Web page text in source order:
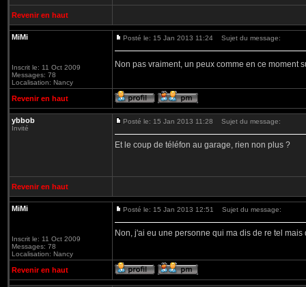
Revenir en haut
MiMi
Inscrit le: 11 Oct 2009
Messages: 78
Localisation: Nancy
Posté le: 15 Jan 2013 11:24 Sujet du message:
Non pas vraiment, un peux comme en ce moment
Revenir en haut
ybbob
Invité
Posté le: 15 Jan 2013 11:28 Sujet du message:
Et le coup de téléfon au garage, rien non plus ?
Revenir en haut
MiMi
Inscrit le: 11 Oct 2009
Messages: 78
Localisation: Nancy
Posté le: 15 Jan 2013 12:51 Sujet du message:
Non, j'ai eu une personne qui ma dis de re tel
Revenir en haut